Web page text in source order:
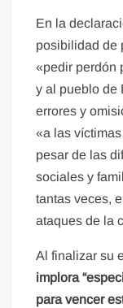
En la
posibilidad de
«pedir perdón
y al pueblo de
errores y
«a las
pesar de las
sociales y
tantas veces,
ataques de la
Al finalizar su
implora
para vencer